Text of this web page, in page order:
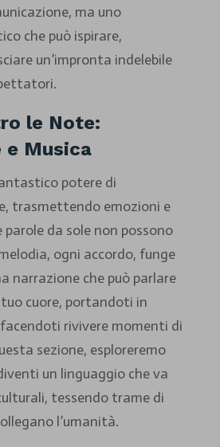
ma uno
che può ispirare,
un’impronta indelebile
le Note:
e Musica
potere di
trasmettendo emozioni e
parole da sole non possono
ogni accordo, funge
narrazione che può parlare
cuore, portandoti in
rivivere momenti di
sezione, esploreremo
un linguaggio che va
tessendo trame di
l’umanità.